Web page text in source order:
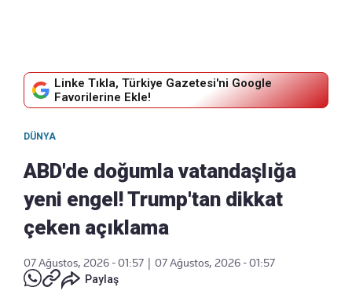
Linke Tıkla, Türkiye Gazetesi'ni Google
Favorilerine Ekle!
DÜNYA
ABD'de doğumla vatandaşlığa
yeni engel! Trump'tan dikkat
çeken açıklama
07 Ağustos, 2026 - 01:57
07 Ağustos, 2026 - 01:57
Paylaş